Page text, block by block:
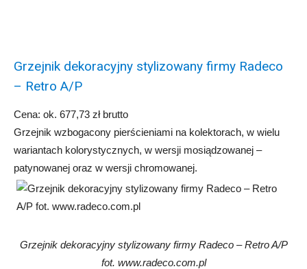
Grzejnik dekoracyjny stylizowany firmy Radeco
– Retro A/P
Cena: ok. 677,73 zł brutto
Grzejnik wzbogacony pierścieniami na kolektorach, w wielu
wariantach kolorystycznych, w wersji mosiądzowanej –
patynowanej oraz w wersji chromowanej.
Grzejnik dekoracyjny stylizowany firmy Radeco – Retro A/P
fot. www.radeco.com.pl